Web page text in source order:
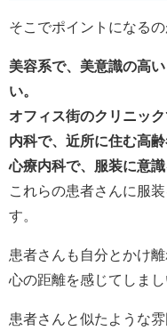
そこでポイントになる
美容系で、美意識の高
い。
オフィス街のクリニッ
内科で、近所に住む高齢
心療内科で、服装に意
これらの患者さんに服
す。
患者さんも自分とかけ
心の距離を感じてしまし
患者さんと似たような